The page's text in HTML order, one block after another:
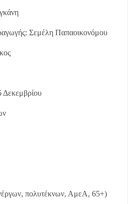
Σεμέλη Παπαοικονόμου
Δεκεμβρίου
πολυτέκνων, ΑμεΑ, 65+)